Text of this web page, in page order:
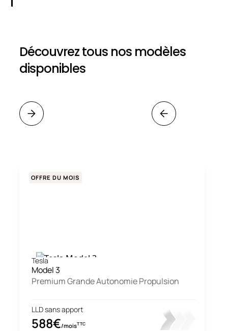
Découvrez tous nos modèles
disponibles
Tesla
Model 3
Premium Grande Autonomie Propulsion
LLD sans apport
588€/moisTTC
OFFRE DU MOIS